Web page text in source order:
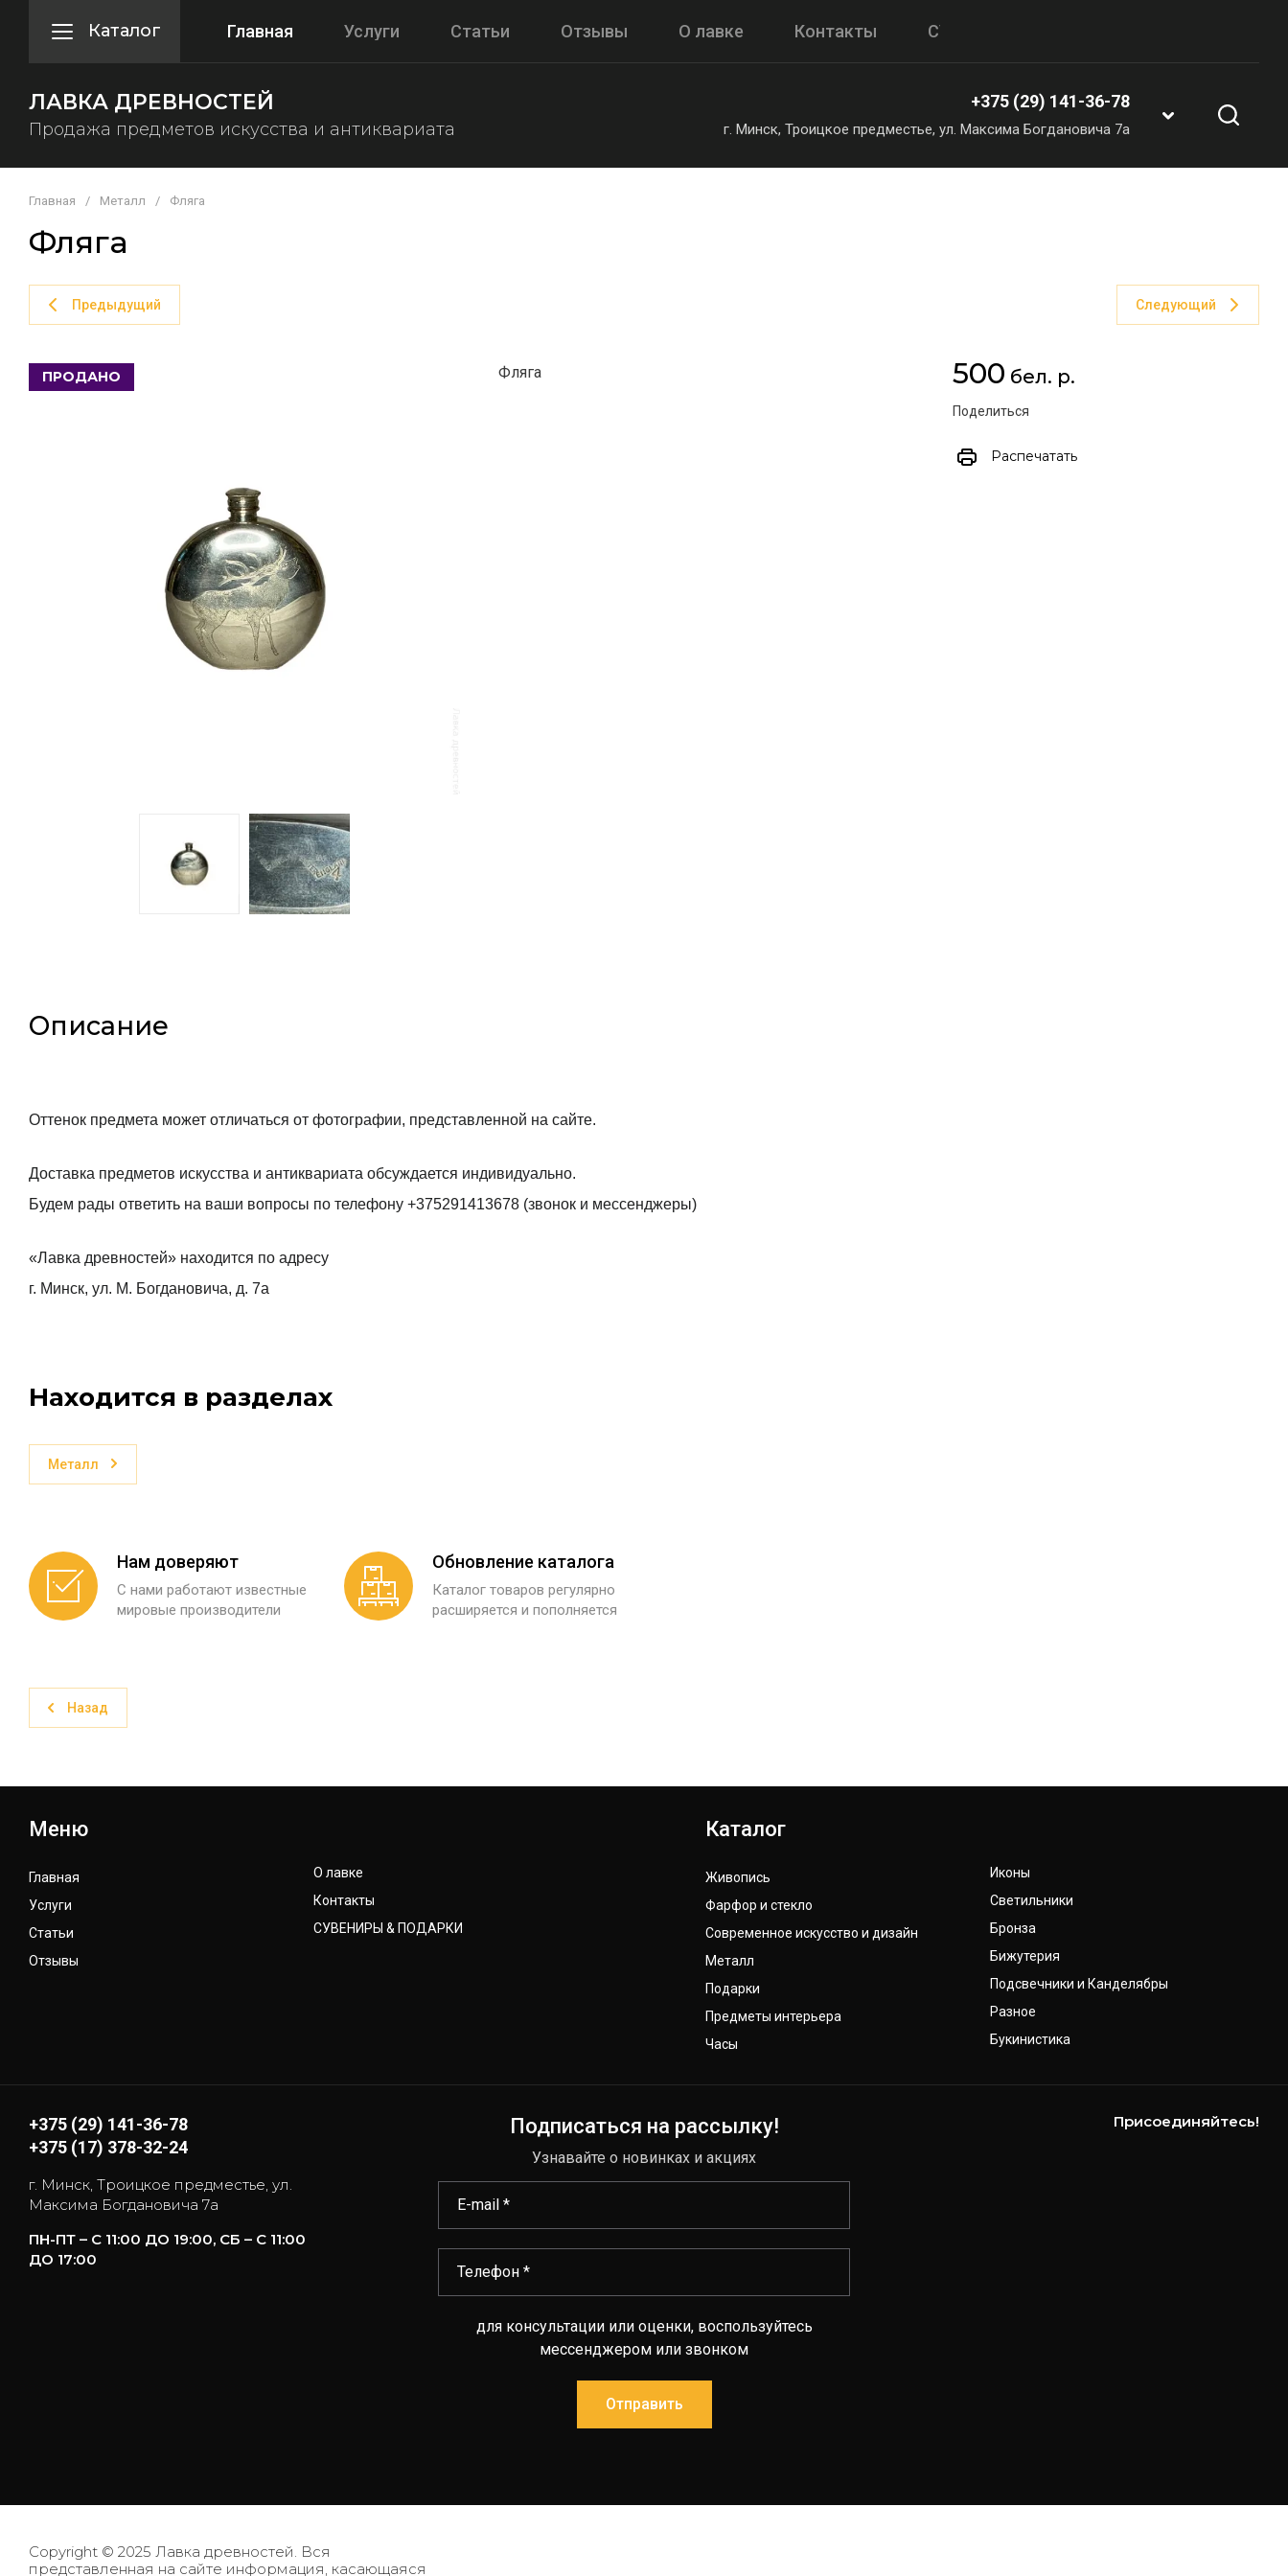
Каталог Главная Услуги Статьи Отзывы О лавке Контакты СУВЕНИРЫ & ПОДАРКИ
ЛАВКА ДРЕВНОСТЕЙ
Продажа предметов искусства и антиквариата
+375 (29) 141-36-78
г. Минск, Троицкое предместье, ул. Максима Богдановича 7а
Главная / Металл / Фляга
Фляга
Предыдущий Следующий
ПРОДАНО Фляга 500 бел. р.
Поделиться
Распечатать
Описание
Оттенок предмета может отличаться от фотографии, представленной на сайте.
Доставка предметов искусства и антиквариата обсуждается индивидуально.
Будем рады ответить на ваши вопросы по телефону +375291413678 (звонок и мессенджеры)
«Лавка древностей» находится по адресу
г. Минск, ул. М. Богдановича, д. 7а
Находится в разделах
Металл
Нам доверяют
С нами работают известные
мировые производители
Обновление каталога
Каталог товаров регулярно
расширяется и пополняется
Назад
Меню
Главная
Услуги
Статьи
Отзывы
О лавке
Контакты
СУВЕНИРЫ & ПОДАРКИ
Каталог
Живопись
Фарфор и стекло
Современное искусство и дизайн
Металл
Подарки
Предметы интерьера
Часы
Иконы
Светильники
Бронза
Бижутерия
Подсвечники и Канделябры
Разное
Букинистика
+375 (29) 141-36-78
+375 (17) 378-32-24
г. Минск, Троицкое предместье, ул.
Максима Богдановича 7а
ПН-ПТ – С 11:00 ДО 19:00, СБ – С 11:00
ДО 17:00
Подписаться на рассылку!
Узнавайте о новинках и акциях
для консультации или оценки, воспользуйтесь
мессенджером или звонком
Отправить
Присоединяйтесь!
Copyright © 2025 Лавка древностей. Вся
представленная на сайте информация, касающаяся